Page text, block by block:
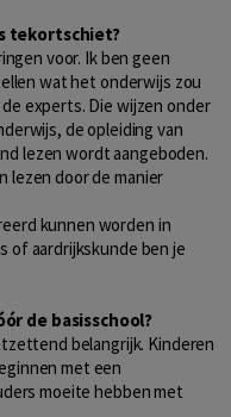
tekortschiet?
voor. Ik ben geen
wat het onderwijs zou
experts. Die wijzen onder
de opleiding van
lezen wordt aangeboden.
lezen door de manier
kunnen worden in
of aardrijkskunde ben je
de basisschool?
belangrijk. Kinderen
met een
moeite hebben met